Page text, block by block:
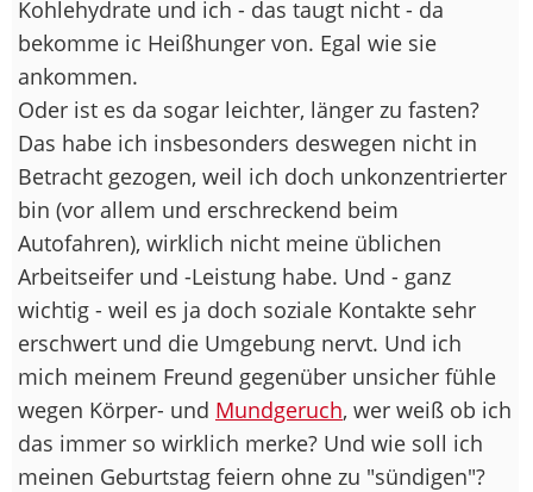
Kohlehydrate und ich - das taugt nicht - da
bekomme ic Heißhunger von. Egal wie sie
ankommen.
Oder ist es da sogar leichter, länger zu fasten?
Das habe ich insbesonders deswegen nicht in
Betracht gezogen, weil ich doch unkonzentrierter
bin (vor allem und erschreckend beim
Autofahren), wirklich nicht meine üblichen
Arbeitseifer und -Leistung habe. Und - ganz
wichtig - weil es ja doch soziale Kontakte sehr
erschwert und die Umgebung nervt. Und ich
mich meinem Freund gegenüber unsicher fühle
wegen Körper- und Mundgeruch, wer weiß ob ich
das immer so wirklich merke? Und wie soll ich
meinen Geburtstag feiern ohne zu "sündigen"?